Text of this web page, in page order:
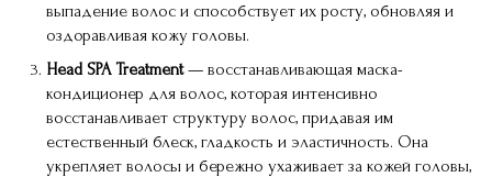
выпадение волос и способствует их росту, обновляя и
оздоравливая кожу головы.
Head SPA Treatment— восстанавливающая маска-
кондиционер для волос, которая интенсивно
восстанавливает структуру волос, придавая им
естественный блеск, гладкость и эластичность. Она
укрепляет волосы и бережно ухаживает за кожей головы,